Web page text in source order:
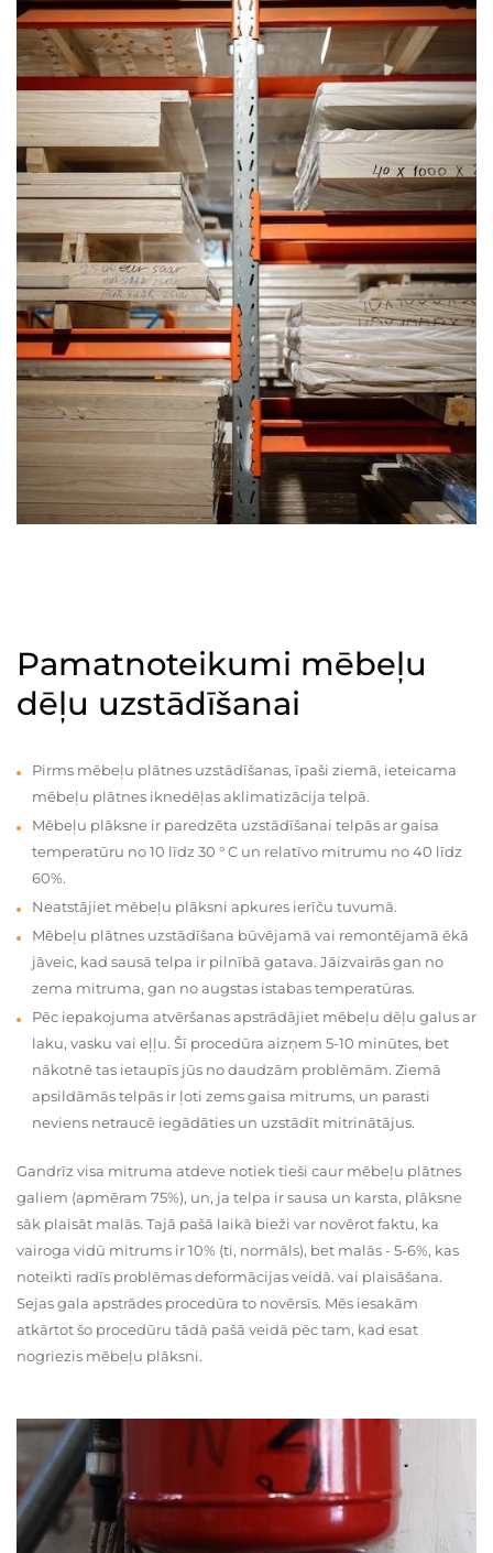
Pamatnoteikumi mēbeļu
dēļu uzstādīšanai
Pirms mēbeļu plātnes uzstādīšanas, īpaši ziemā, ieteicama
mēbeļu plātnes iknedēļas aklimatizācija telpā.
Mēbeļu plāksne ir paredzēta uzstādīšanai telpās ar gaisa
temperatūru no 10 līdz 30 ° C un relatīvo mitrumu no 40 līdz
60%.
Neatstājiet mēbeļu plāksni apkures ierīču tuvumā.
Mēbeļu plātnes uzstādīšana būvējamā vai remontējamā ēkā
jāveic, kad sausā telpa ir pilnībā gatava. Jāizvairās gan no
zema mitruma, gan no augstas istabas temperatūras.
Pēc iepakojuma atvēršanas apstrādājiet mēbeļu dēļu galus ar
laku, vasku vai eļļu. Šī procedūra aizņem 5-10 minūtes, bet
nākotnē tas ietaupīs jūs no daudzām problēmām. Ziemā
apsildāmās telpās ir ļoti zems gaisa mitrums, un parasti
neviens netraucē iegādāties un uzstādīt mitrinātājus.
Gandrīz visa mitruma atdeve notiek tieši caur mēbeļu plātnes
galiem (apmēram 75%), un, ja telpa ir sausa un karsta, plāksne
sāk plaisāt malās. Tajā pašā laikā bieži var novērot faktu, ka
vairoga vidū mitrums ir 10% (ti, normāls), bet malās - 5-6%, kas
noteikti radīs problēmas deformācijas veidā. vai plaisāšana.
Sejas gala apstrādes procedūra to novērsīs. Mēs iesakām
atkārtot šo procedūru tādā pašā veidā pēc tam, kad esat
nogriezis mēbeļu plāksni.